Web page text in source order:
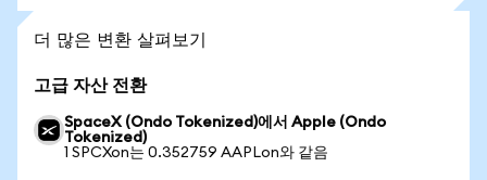
더 많은 변환 살펴보기
고급 자산 전환
SpaceX (Ondo Tokenized)에서 Apple (Ondo
Tokenized)
1 SPCXon는 0.352759 AAPLon와 같음